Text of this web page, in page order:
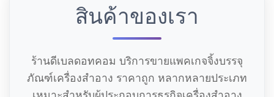
สินค้าของเรา
ร้านดีเบลดอทคอม บริการขายแพคเกจจิ้งบรรจุ
ภัณฑ์เครื่องสำอาง ราคาถูก หลากหลายประเภท